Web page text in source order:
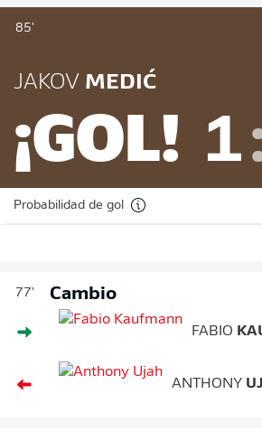
85'
JAKOV MEDIĆ
¡GOL! 1
Probabilidad de gol
77' Cambio
FABIO
ANTHONY